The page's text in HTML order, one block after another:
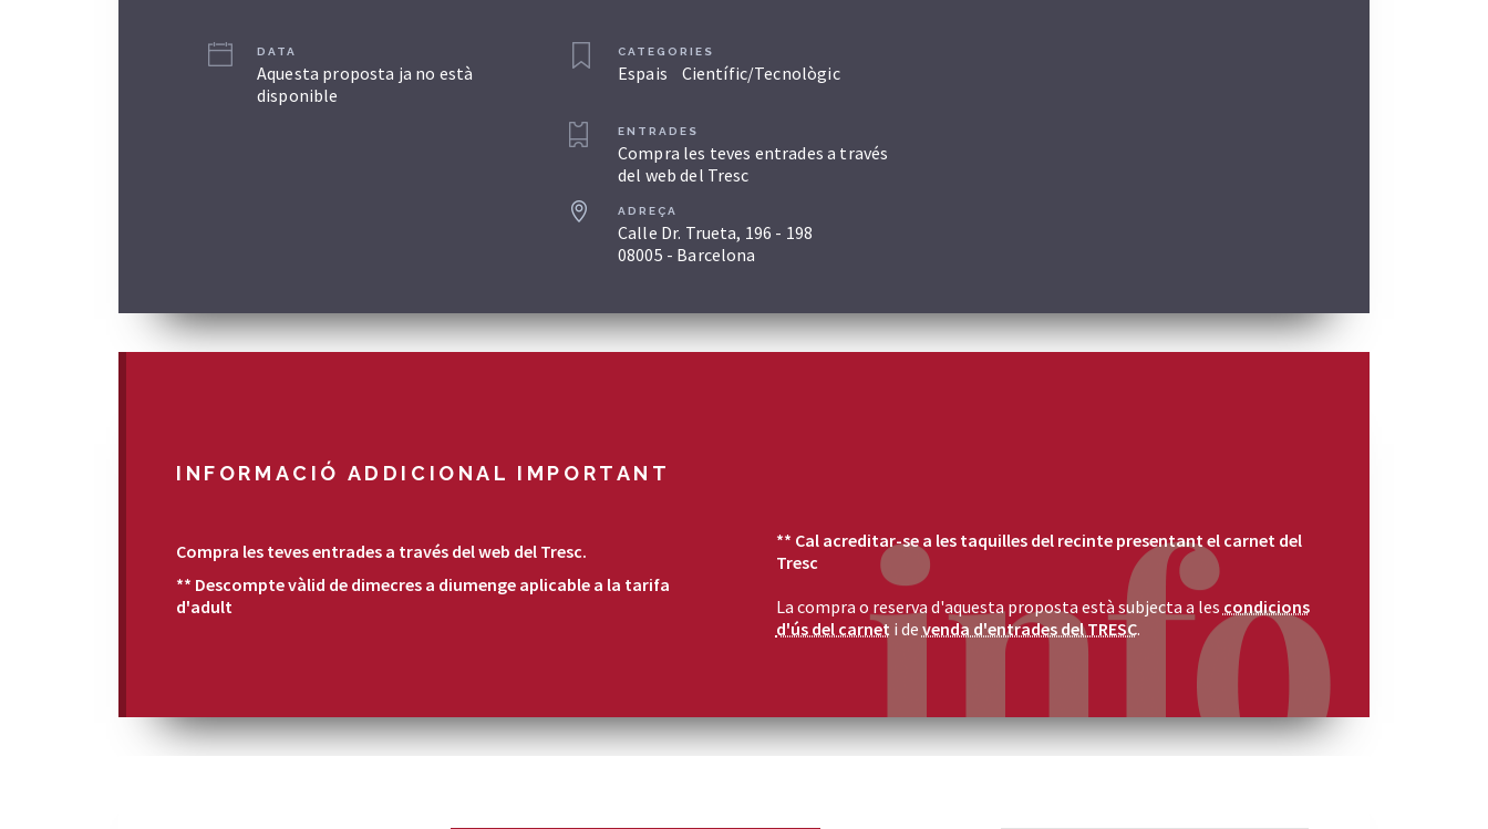
DATA
Aquesta proposta ja no està
disponible
CATEGORIES
Espais Científic/Tecnològic
ENTRADES
Compra les teves entrades a través
del web del Tresc
ADREÇA
Calle Dr. Trueta, 196 - 198
08005 - Barcelona
INFORMACIÓ ADDICIONAL IMPORTANT
Compra les teves entrades a través del web del Tresc.
** Descompte vàlid de dimecres a diumenge aplicable a la tarifa
d'adult
** Cal acreditar-se a les taquilles del recinte presentant el carnet del
Tresc
La compra o reserva d'aquesta proposta està subjecta a les condicions
d'ús del carnet i de venda d'entrades del TRESC.